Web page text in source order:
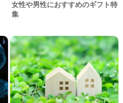
女性や男性におすすめのギフト特
集